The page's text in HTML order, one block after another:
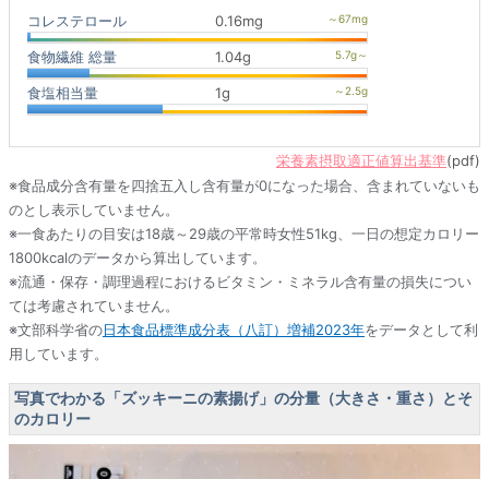
コレステロール
0.16mg
食物繊維 総量 1.04g
食塩相当量 1g
栄養素摂取適正値算出基準(pdf)
※食品成分含有量を四捨五入し含有量が0になった場合、含まれていないも
のとし表示していません。
※一食あたりの目安は18歳～29歳の平常時女性51kg、一日の想定カロリー
1800kcalのデータから算出しています。
※流通・保存・調理過程におけるビタミン・ミネラル含有量の損失につい
ては考慮されていません。
※文部科学省の日本食品標準成分表（八訂）増補2023年をデータとして利
用しています。
写真でわかる「ズッキーニの素揚げ」の分量（大きさ・重さ）とそ
のカロリー